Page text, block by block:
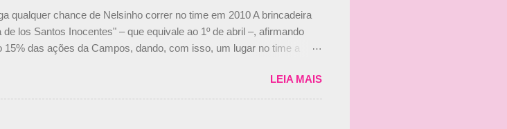
qualquer chance de Nelsinho correr no time em 2010 A brincadeira
los Santos Inocentes" – que equivale ao 1º de abril –, afirmando
das ações da Campos, dando, com isso, um lugar no time a
o brasileiro não será o companheiro de Bruno Senna em 2010. "Na
de Piquet", admitiu Audetto. “Mas depois de ter assinado com Bruno
explicou, dizendo ainda que não tem nada contra o filho do
LEIA MAIS